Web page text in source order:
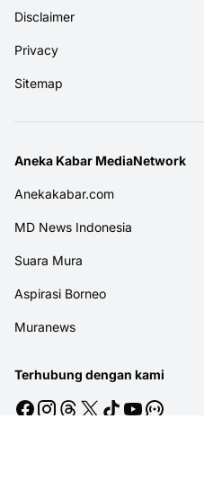
Disclaimer
Privacy
Sitemap
Aneka Kabar MediaNetwork
Anekakabar.com
MD News Indonesia
Suara Mura
Aspirasi Borneo
Muranews
Terhubung dengan kami